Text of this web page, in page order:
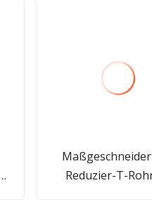
Reduzier-T-